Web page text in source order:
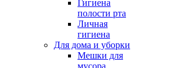
Гигиена
полости рта
Личная
гигиена
Для дома и уборки
Мешки для
мусора